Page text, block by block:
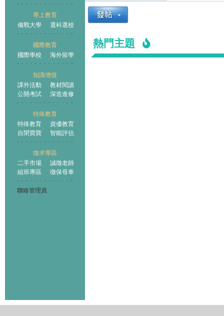
專上教育
備戰大學
選科選校
國際教育
國際學校
海外留學
知識增值
課外活動
教材閱讀
公開考試
深造進修
特殊教育
特殊教育
資優教育
自閉寶寶
智能評估
徵求專區
二手市場
誠徵老師
組班專區
徵保母車
聯絡管理員
熱門主題